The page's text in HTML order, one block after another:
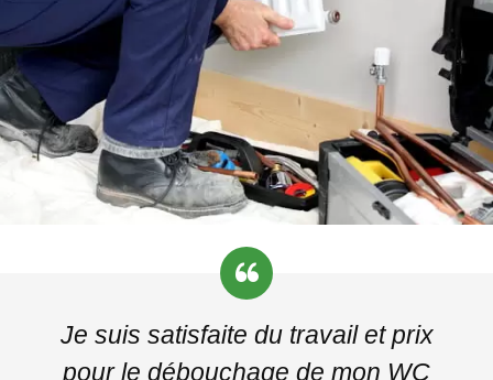
Je suis satisfaite du travail et prix
pour le débouchage de mon WC